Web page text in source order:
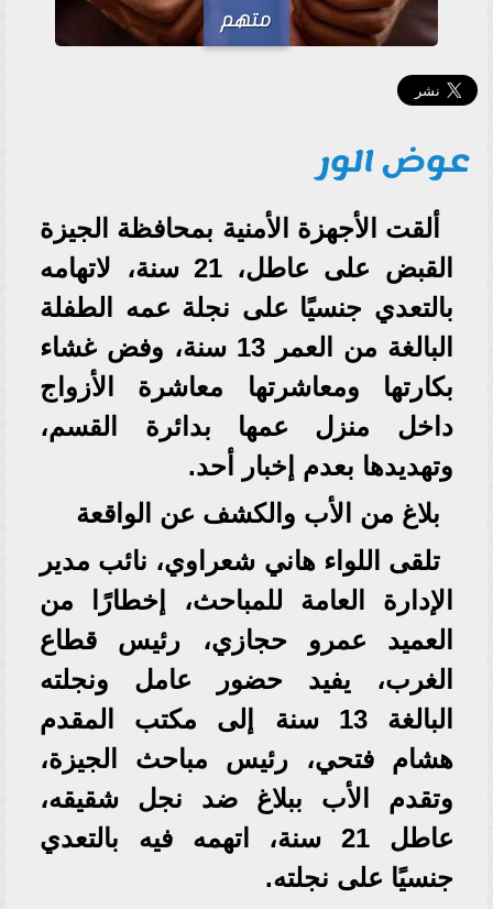
متهم
عوض الور
ألقت الأجهزة الأمنية بمحافظة الجيزة
القبض على عاطل، 21 سنة، لاتهامه
بالتعدي جنسيًا على نجلة عمه الطفلة
البالغة من العمر 13 سنة، وفض غشاء
بكارتها ومعاشرتها معاشرة الأزواج
داخل منزل عمها بدائرة القسم،
وتهديدها بعدم إخبار أحد.
بلاغ من الأب والكشف عن الواقعة
تلقى اللواء هاني شعراوي، نائب مدير
الإدارة العامة للمباحث، إخطارًا من
العميد عمرو حجازي، رئيس قطاع
الغرب، يفيد حضور عامل ونجلته
البالغة 13 سنة إلى مكتب المقدم
هشام فتحي، رئيس مباحث الجيزة،
وتقدم الأب ببلاغ ضد نجل شقيقه،
عاطل 21 سنة، اتهمه فيه بالتعدي
جنسيًا على نجلته.